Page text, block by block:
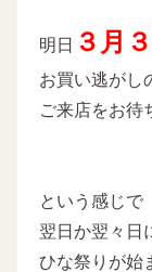
明日 ３月
お買い逃がし
ご来店をお待
という感じで
翌日か翌々日
ひな祭りが始